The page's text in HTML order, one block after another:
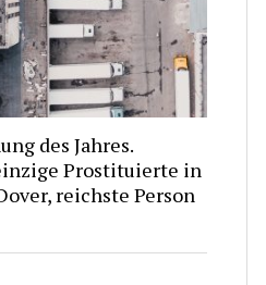
des Jahres.
Prostituierte in
reichste Person